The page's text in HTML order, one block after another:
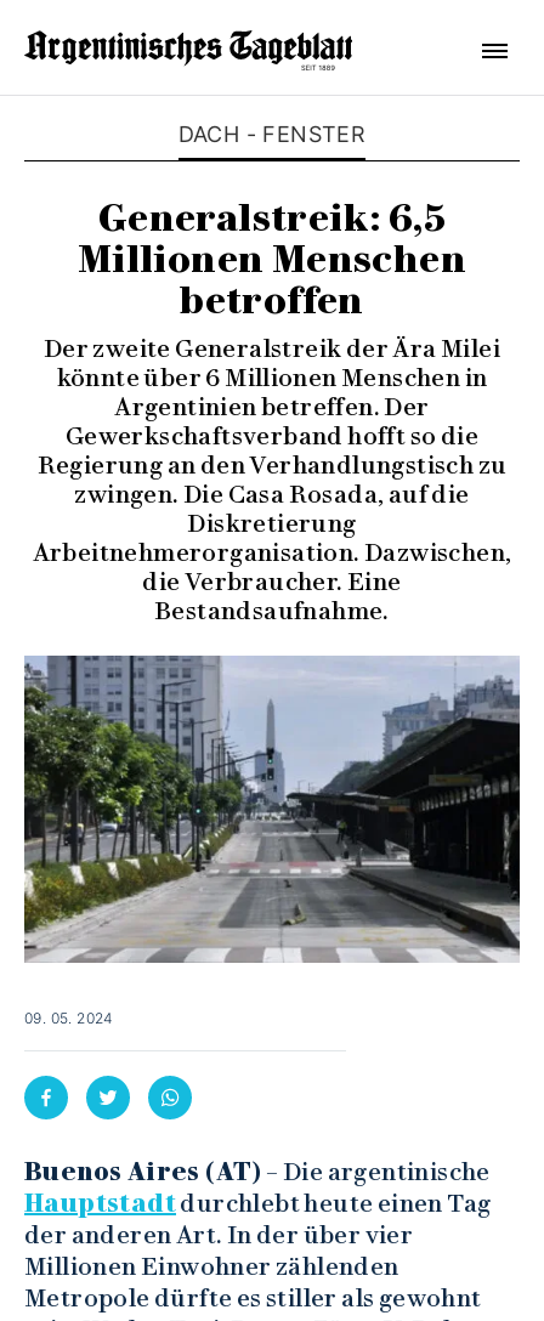
DACH - FENSTER
Generalstreik: 6,5
Millionen Menschen
betroffen
Der zweite Generalstreik der Ära Milei
könnte über 6 Millionen Menschen in
Argentinien betreffen. Der
Gewerkschaftsverband hofft so die
Regierung an den Verhandlungstisch zu
zwingen. Die Casa Rosada, auf die
Diskretierung
Arbeitnehmerorganisation. Dazwischen,
die Verbraucher. Eine
Bestandsaufnahme.
09. 05. 2024
Buenos Aires (AT) – Die argentinische
Hauptstadtdurchlebt heute einen Tag
der anderen Art. In der über vier
Millionen Einwohner zählenden
Metropole dürfte es stiller als gewohnt